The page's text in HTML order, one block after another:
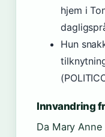
hjem i
Hun
Innvandring
Da Mary